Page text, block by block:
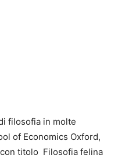
filosofia in molte
of Economics Oxford,
titolo Filosofia felina